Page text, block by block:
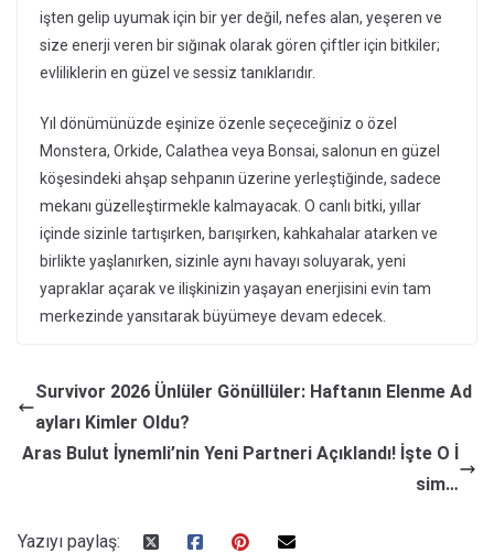
işten gelip uyumak için bir yer değil, nefes alan, yeşeren ve
size enerji veren bir sığınak olarak gören çiftler için bitkiler;
evliliklerin en güzel ve sessiz tanıklarıdır.
Yıl dönümünüzde eşinize özenle seçeceğiniz o özel
Monstera, Orkide, Calathea veya Bonsai, salonun en güzel
köşesindeki ahşap sehpanın üzerine yerleştiğinde, sadece
mekanı güzelleştirmekle kalmayacak. O canlı bitki, yıllar
içinde sizinle tartışırken, barışırken, kahkahalar atarken ve
birlikte yaşlanırken, sizinle aynı havayı soluyarak, yeni
yapraklar açarak ve ilişkinizin yaşayan enerjisini evin tam
merkezinde yansıtarak büyümeye devam edecek.
Survivor 2026 Ünlüler Gönüllüler: Haftanın Elenme Ad
ayları Kimler Oldu?
Aras Bulut İynemli’nin Yeni Partneri Açıklandı! İşte O İ
sim…
Yazıyı paylaş: